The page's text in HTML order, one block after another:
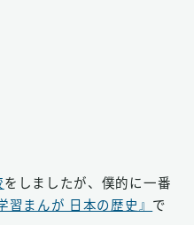
をしましたが、僕的に一番
習まんが 日本の歴史』 で